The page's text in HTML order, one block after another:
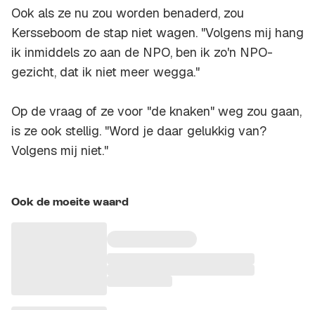
Ook als ze nu zou worden benaderd, zou
Kersseboom de stap niet wagen. "Volgens mij hang
ik inmiddels zo aan de NPO, ben ik zo'n NPO-
gezicht, dat ik niet meer wegga."
Op de vraag of ze voor "de knaken" weg zou gaan,
is ze ook stellig. "Word je daar gelukkig van?
Volgens mij niet."
Ook de moeite waard